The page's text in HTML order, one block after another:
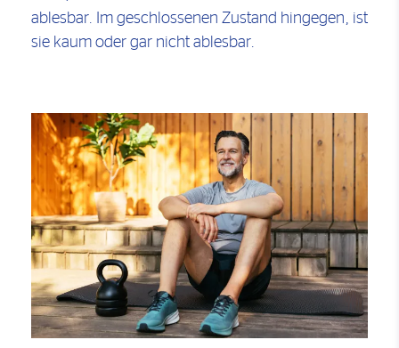
ablesbar. Im geschlossenen Zustand hingegen, ist
sie kaum oder gar nicht ablesbar.